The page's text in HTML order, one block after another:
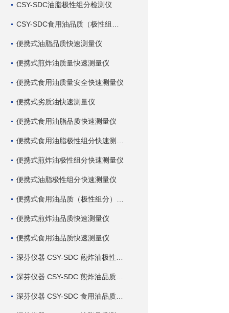
CSY-SDC油脂极性组分检测仪
便携式油脂品质快速测量仪
便携式煎炸油质量快速测量仪
便携式食用油质量安全快速测量仪
便携式劣质油快速测量仪
便携式食用油脂品质快速测量仪
便携式煎炸油极性组分快速测量仪
便携式油脂极性组分快速测量仪
便携式煎炸油品质快速测量仪
便携式食用油品质快速测量仪